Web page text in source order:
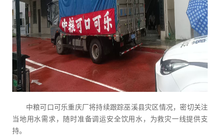
中粮可口可乐重庆厂将持续跟踪巫溪县灾区情况，密切关注
当地用水需求，随时准备调运安全饮用水，为救灾一线提供支
持。